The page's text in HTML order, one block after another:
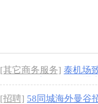
[其它商务服务] 泰机场
[招聘] 58同城海外曼谷